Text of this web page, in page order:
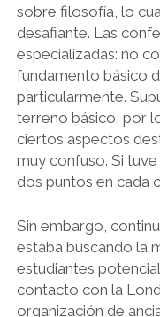
sobre filosofía, lo
desafiante. Las
especializadas: no
fundamento básico
particularmente.
terreno básico, por
ciertos aspectos
muy confuso. Si
dos puntos en cada
Sin embargo,
estaba buscando la
estudiantes
contacto con la
organización de